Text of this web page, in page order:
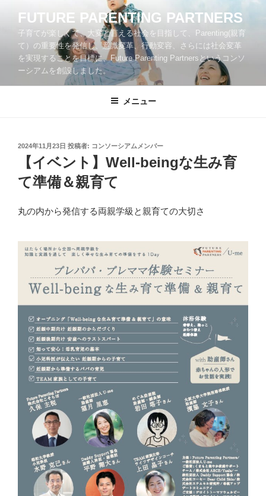
FUTURE PARENTING PARTNERS
子育てが楽しくて、大変と言える社会を目指して、Parenting(親育
て）の重要性を発信し、意識変革、行動変容、さらには社会変革
を実現することを目標に、Future Parenting Partnersというコンソ
ーシアムを創設しました。
メニュー
投
2024年11月23日 投稿者: コンソーシアムメンバー
【イベント】Well-beingな生み育
て準備＆親育て
丸の内から発信する両親学級と親育ての大切さ